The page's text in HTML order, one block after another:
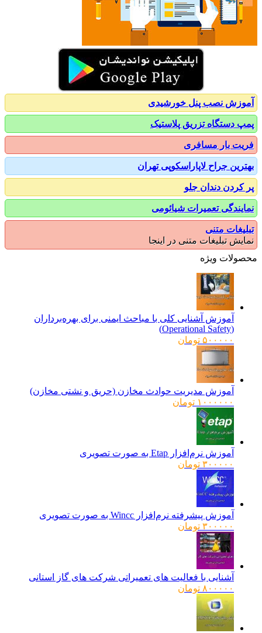
نصب پنل خورشیدی
دستگاه تزریق پلاستیک
بار مسافری
جراح لاپاراسکوپی تهران
دندان جلو
تعمیرات شیائومی
متنی
تبلیغات متنی در اینجا
ویژه
آموزش آشنایی کلی با مباحث ایمنی برای بهره‌برداران
۵۰۰۰۰۰ تومان
آموزش مدیریت حوادث مخازن (حریق و نشتی مخازن)
۱۰۰۰۰۰۰ تومان
آموزش نرم‌افزار Etap به صورت تصویری
۳۰۰۰۰۰ تومان
آموزش پیشرفته نرم‌افزار Wincc به صورت تصویری
۳۰۰۰۰۰ تومان
آشنایی با فعالیت های تعمیراتی شرکت های گاز استانی
۸۰۰۰۰۰ تومان